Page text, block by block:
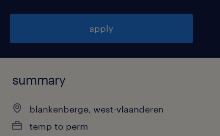
apply
summary
blankenberge, west-vlaanderen
temp to perm